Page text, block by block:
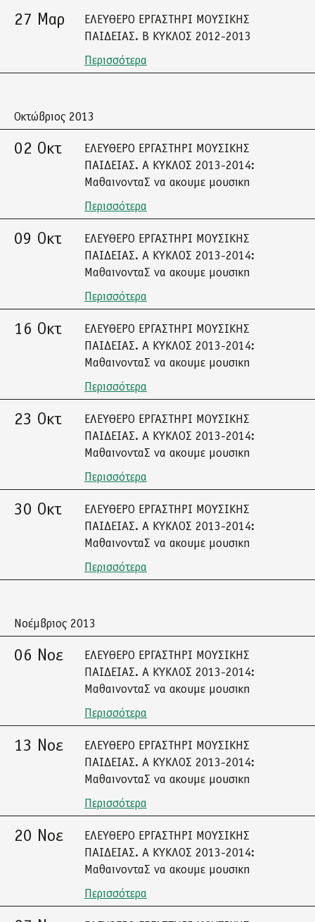
27 Μαρ
ΕΛΕΥΘΕΡΟ ΕΡΓΑΣΤΗΡΙ ΜΟΥΣΙΚΗΣ
ΠΑΙΔΕΙΑΣ. Β ΚΥΚΛΟΣ 2012-2013
Περισσότερα
Οκτώβριος 2013
02 Οκτ
ΕΛΕΥΘΕΡΟ ΕΡΓΑΣΤΗΡΙ ΜΟΥΣΙΚΗΣ
ΠΑΙΔΕΙΑΣ. Α ΚΥΚΛΟΣ 2013-2014:
ΜαθαινονταΣ να ακουμε μουσικη
Περισσότερα
09 Οκτ
ΕΛΕΥΘΕΡΟ ΕΡΓΑΣΤΗΡΙ ΜΟΥΣΙΚΗΣ
ΠΑΙΔΕΙΑΣ. Α ΚΥΚΛΟΣ 2013-2014:
ΜαθαινονταΣ να ακουμε μουσικη
Περισσότερα
16 Οκτ
ΕΛΕΥΘΕΡΟ ΕΡΓΑΣΤΗΡΙ ΜΟΥΣΙΚΗΣ
ΠΑΙΔΕΙΑΣ. Α ΚΥΚΛΟΣ 2013-2014:
ΜαθαινονταΣ να ακουμε μουσικη
Περισσότερα
23 Οκτ
ΕΛΕΥΘΕΡΟ ΕΡΓΑΣΤΗΡΙ ΜΟΥΣΙΚΗΣ
ΠΑΙΔΕΙΑΣ. Α ΚΥΚΛΟΣ 2013-2014:
ΜαθαινονταΣ να ακουμε μουσικη
Περισσότερα
30 Οκτ
ΕΛΕΥΘΕΡΟ ΕΡΓΑΣΤΗΡΙ ΜΟΥΣΙΚΗΣ
ΠΑΙΔΕΙΑΣ. Α ΚΥΚΛΟΣ 2013-2014:
ΜαθαινονταΣ να ακουμε μουσικη
Περισσότερα
Νοέμβριος 2013
06 Νοε
ΕΛΕΥΘΕΡΟ ΕΡΓΑΣΤΗΡΙ ΜΟΥΣΙΚΗΣ
ΠΑΙΔΕΙΑΣ. Α ΚΥΚΛΟΣ 2013-2014:
ΜαθαινονταΣ να ακουμε μουσικη
Περισσότερα
13 Νοε
ΕΛΕΥΘΕΡΟ ΕΡΓΑΣΤΗΡΙ ΜΟΥΣΙΚΗΣ
ΠΑΙΔΕΙΑΣ. Α ΚΥΚΛΟΣ 2013-2014:
ΜαθαινονταΣ να ακουμε μουσικη
Περισσότερα
20 Νοε
ΕΛΕΥΘΕΡΟ ΕΡΓΑΣΤΗΡΙ ΜΟΥΣΙΚΗΣ
ΠΑΙΔΕΙΑΣ. Α ΚΥΚΛΟΣ 2013-2014:
ΜαθαινονταΣ να ακουμε μουσικη
Περισσότερα